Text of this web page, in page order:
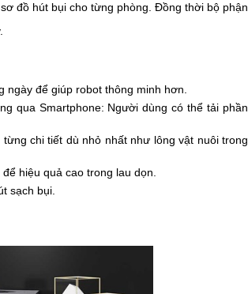
đồ hút bụi cho từng phòng. Đồng thời bộ phận
ngày để giúp robot thông minh hơn.
qua Smartphone: Người dùng có thể tải phần
chi tiết dù nhỏ nhất như lông vật nuôi trong
hiệu quả cao trong lau dọn.
sạch bụi.